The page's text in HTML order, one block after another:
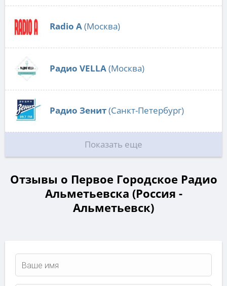
Radio А(Москва)
Радио VELLA(Москва)
Радио Зенит(Санкт-Петербург)
Показать еще
Отзывы о Первое Городское Радио
Альметьевска (Россия -
Альметьевск)